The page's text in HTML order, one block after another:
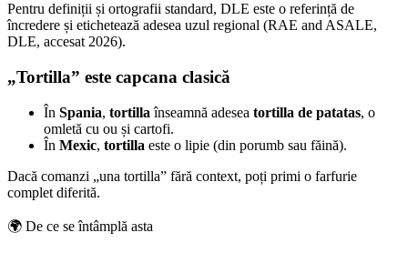
Pentru definiții și ortografii standard, DLE este o referință de
încredere și etichetează adesea uzul regional (RAE and ASALE,
DLE, accesat 2026).
„Tortilla” este capcana clasică
În Spania, tortilla înseamnă adesea tortilla de patatas, o
omletă cu ou și cartofi.
În Mexic, tortilla este o lipie (din porumb sau făină).
Dacă comanzi „una tortilla” fără context, poți primi o farfurie
complet diferită.
🌍 De ce se întâmplă asta